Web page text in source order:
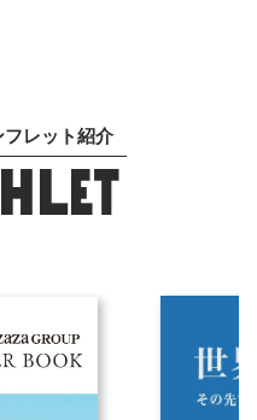
レット紹介